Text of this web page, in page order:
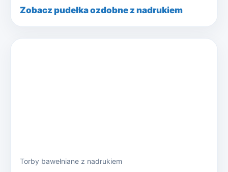
Zobacz pudełka ozdobne z nadrukiem
Torby bawełniane z nadrukiem